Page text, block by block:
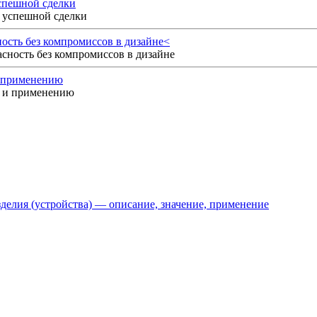
сделки
без компромиссов в дизайне<
(устройства) — описание, значение, применение